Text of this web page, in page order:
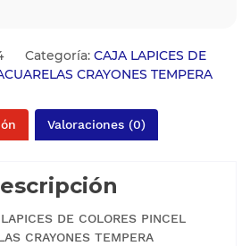
Categoría: CAJA LAPICES DE
CRAYONES TEMPERA
Valoraciones (0)
DE COLORES PINCEL
CRAYONES TEMPERA